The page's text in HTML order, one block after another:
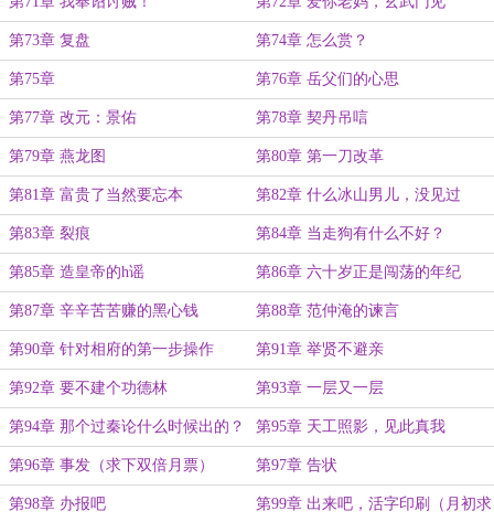
第73章 复盘 第74章 怎么赏？
第75章 第76章 岳父们的心思
第77章 改元：景佑 第78章 契丹吊唁
第79章 燕龙图 第80章 第一刀改革
第81章 富贵了当然要忘本 第82章 什么冰山男儿，没见过
第83章 裂痕 第84章 当走狗有什么不好？
第85章 造皇帝的h谣 第86章 六十岁正是闯荡的年纪
第87章 辛辛苦苦赚的黑心钱 第88章 范仲淹的谏言
第90章 针对相府的第一步操作 第91章 举贤不避亲
第92章 要不建个功德林 第93章 一层又一层
第94章 那个过秦论什么时候出的？ 第95章 天工照影，见此真我
第96章 事发（求下双倍月票） 第97章 告状
第98章 办报吧 第99章 出来吧，活字印刷（月初求